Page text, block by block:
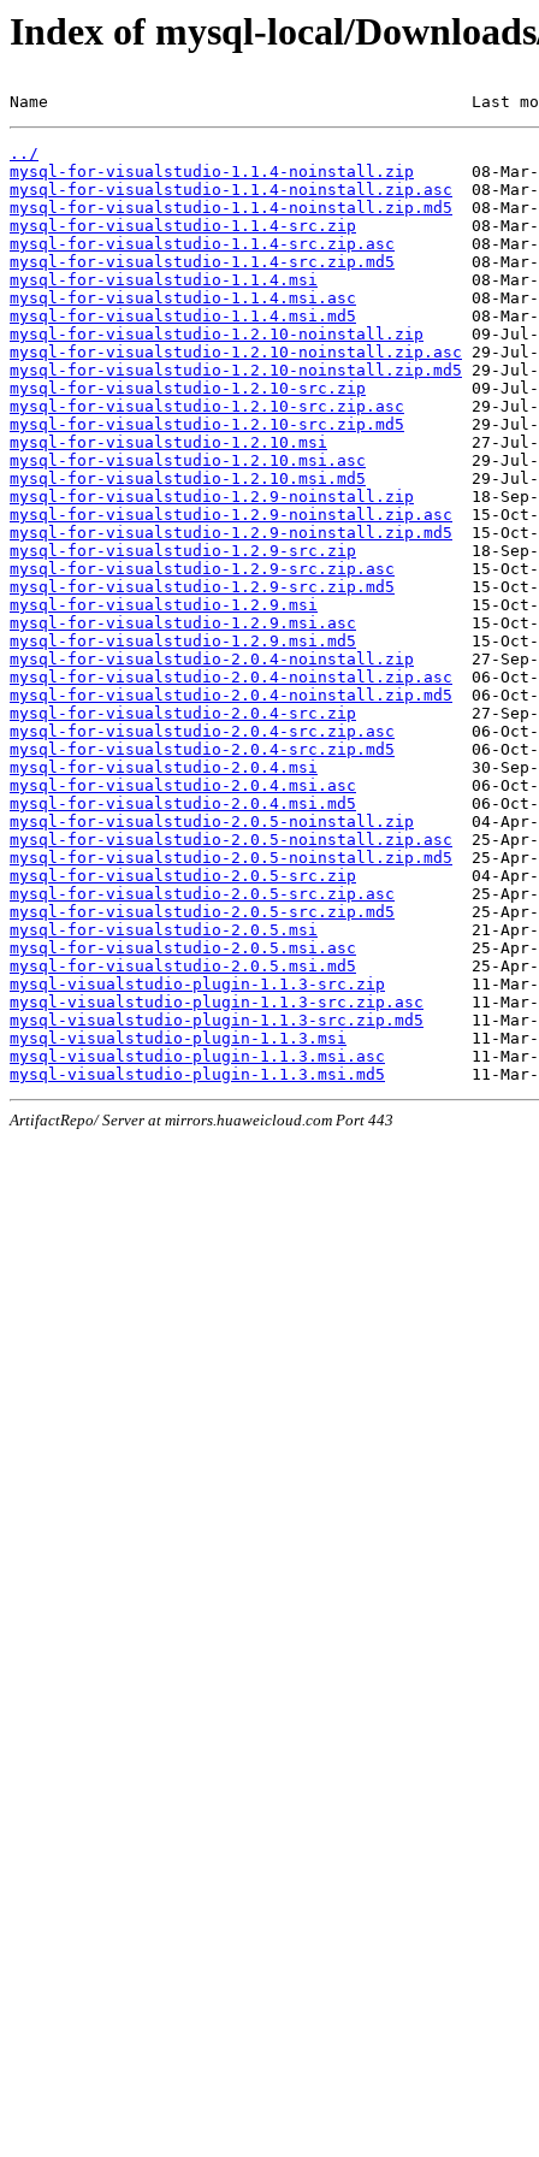
Index of mysql-local/
Name                                            Last
../
mysql-for-visualstudio-1.1.4-noinstall.zip
mysql-for-visualstudio-1.1.4-noinstall.zip.asc
mysql-for-visualstudio-1.1.4-noinstall.zip.md5
mysql-for-visualstudio-1.1.4-src.zip
mysql-for-visualstudio-1.1.4-src.zip.asc
mysql-for-visualstudio-1.1.4-src.zip.md5
mysql-for-visualstudio-1.1.4.msi
mysql-for-visualstudio-1.1.4.msi.asc
mysql-for-visualstudio-1.1.4.msi.md5
mysql-for-visualstudio-1.2.10-noinstall.zip
mysql-for-visualstudio-1.2.10-noinstall.zip.asc
mysql-for-visualstudio-1.2.10-noinstall.zip.md5
mysql-for-visualstudio-1.2.10-src.zip
mysql-for-visualstudio-1.2.10-src.zip.asc
mysql-for-visualstudio-1.2.10-src.zip.md5
mysql-for-visualstudio-1.2.10.msi
mysql-for-visualstudio-1.2.10.msi.asc
mysql-for-visualstudio-1.2.10.msi.md5
mysql-for-visualstudio-1.2.9-noinstall.zip
mysql-for-visualstudio-1.2.9-noinstall.zip.asc
mysql-for-visualstudio-1.2.9-noinstall.zip.md5
mysql-for-visualstudio-1.2.9-src.zip
mysql-for-visualstudio-1.2.9-src.zip.asc
mysql-for-visualstudio-1.2.9-src.zip.md5
mysql-for-visualstudio-1.2.9.msi
mysql-for-visualstudio-1.2.9.msi.asc
mysql-for-visualstudio-1.2.9.msi.md5
mysql-for-visualstudio-2.0.4-noinstall.zip
mysql-for-visualstudio-2.0.4-noinstall.zip.asc
mysql-for-visualstudio-2.0.4-noinstall.zip.md5
mysql-for-visualstudio-2.0.4-src.zip
mysql-for-visualstudio-2.0.4-src.zip.asc
mysql-for-visualstudio-2.0.4-src.zip.md5
mysql-for-visualstudio-2.0.4.msi
mysql-for-visualstudio-2.0.4.msi.asc
mysql-for-visualstudio-2.0.4.msi.md5
mysql-for-visualstudio-2.0.5-noinstall.zip
mysql-for-visualstudio-2.0.5-noinstall.zip.asc
mysql-for-visualstudio-2.0.5-noinstall.zip.md5
mysql-for-visualstudio-2.0.5-src.zip
mysql-for-visualstudio-2.0.5-src.zip.asc
mysql-for-visualstudio-2.0.5-src.zip.md5
mysql-for-visualstudio-2.0.5.msi
mysql-for-visualstudio-2.0.5.msi.asc
mysql-for-visualstudio-2.0.5.msi.md5
mysql-visualstudio-plugin-1.1.3-src.zip
mysql-visualstudio-plugin-1.1.3-src.zip.asc
mysql-visualstudio-plugin-1.1.3-src.zip.md5
mysql-visualstudio-plugin-1.1.3.msi
mysql-visualstudio-plugin-1.1.3.msi.asc
mysql-visualstudio-plugin-1.1.3.msi.md5
ArtifactRepo/ Server at mirrors.huaweicloud.com Port 443